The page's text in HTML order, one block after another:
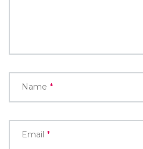
Name *
Email *